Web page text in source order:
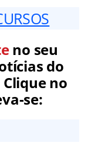
no seu
do
no
se: